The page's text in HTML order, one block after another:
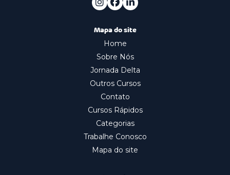
Mapa do site
Home
Sobre Nós
Jornada Delta
Outros Cursos
Contato
Cursos Rápidos
Categorias
Trabalhe Conosco
Mapa do site